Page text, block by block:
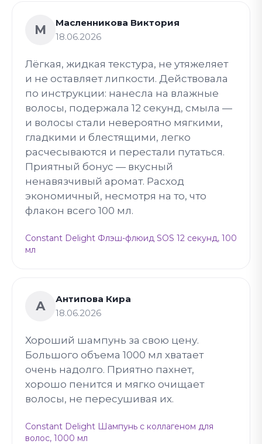
М
Масленникова Виктория
18.06.2026
Лёгкая, жидкая текстура, не утяжеляет
и не оставляет липкости. Действовала
по инструкции: нанесла на влажные
волосы, подержала 12 секунд, смыла —
и волосы стали невероятно мягкими,
гладкими и блестящими, легко
расчесываются и перестали путаться.
Приятный бонус — вкусный
ненавязчивый аромат. Расход
экономичный, несмотря на то, что
флакон всего 100 мл.
Constant Delight Флэш-флюид SOS 12 секунд, 100
мл
А
Антипова Кира
18.06.2026
Хороший шампунь за свою цену.
Большого объема 1000 мл хватает
очень надолго. Приятно пахнет,
хорошо пенится и мягко очищает
волосы, не пересушивая их.
Constant Delight Шампунь с коллагеном для
волос, 1000 мл